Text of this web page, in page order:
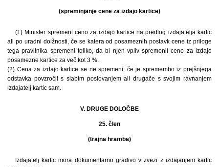
(spreminjanje cene za izdajo kartice)
(1) Minister spremeni ceno za izdajo kartice na predlog izdajatelja kartic
ali po uradni dolžnosti, če se katera od posameznih postavk cene iz priloge
tega pravilnika spremeni toliko, da bi njen vpliv spremenil ceno za izdajo
posamezne kartice za več kot 3 %.
(2) Cena za izdajo kartice se ne spremeni, če je spremembo iz prejšnjega
odstavka povzročil s slabim poslovanjem ali drugače s svojim ravnanjem
izdajatelj kartic sam.
V. DRUGE DOLOČBE
25. člen
(trajna hramba)
Izdajatelj kartic mora dokumentarno gradivo v zvezi z izdajanjem kartic